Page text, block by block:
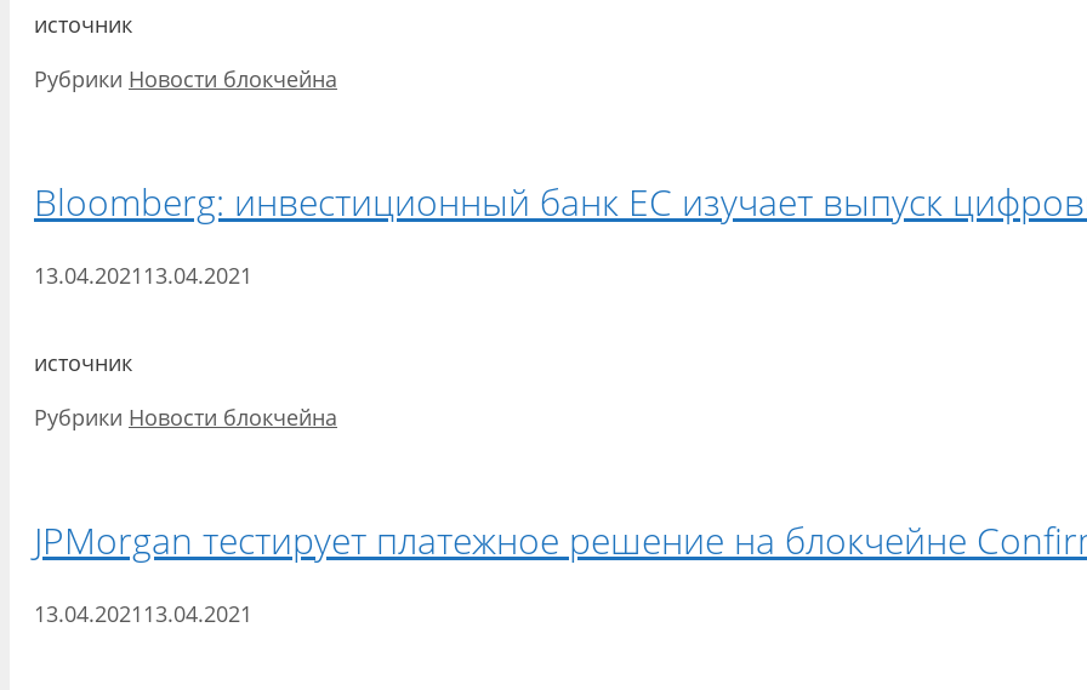
источник
Рубрики Новости блокчейна
Bloomberg: инвестиционный банк ЕС изучает выпуск
13.04.2021 13.04.2021
источник
Рубрики Новости блокчейна
JPMorgan тестирует платежное решение на блокчейне
13.04.2021 13.04.2021